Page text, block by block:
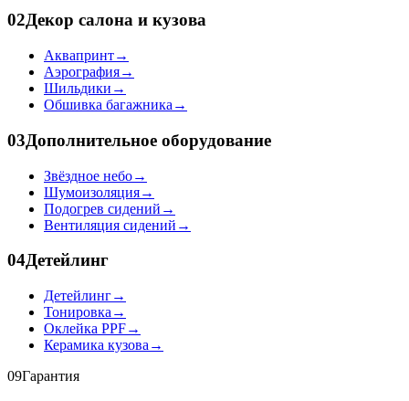
02Декор салона и кузова
Аквапринт→
Аэрография→
Шильдики →
Обшивка багажника →
03Дополнительное оборудование
Звёздное небо→
Шумоизоляция→
Подогрев сидений →
Вентиляция сидений →
04Детейлинг
Детейлинг→
Тонировка →
Оклейка PPF→
Керамика кузова →
09Гарантия